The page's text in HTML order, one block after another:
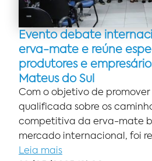
Evento debate
erva-mate e reúne
produtores e
Mateus do Sul
Com o objetivo de promover
qualificada sobre os
competitiva da erva-mate
mercado internacional, foi
Leia mais